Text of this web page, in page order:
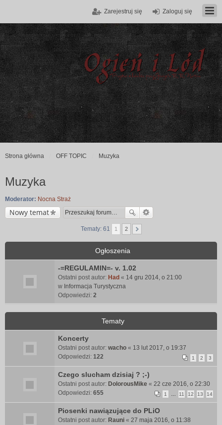
Zaloguj się
Zarejestruj się
Strona główna OFF TOPIC Muzyka
Muzyka
Moderator: Nocna Straż
Nowy temat
Tematy: 61 1 2
Ogłoszenia
-=REGULAMIN=- v. 1.02
Ostatni post autor: Had « 14 gru 2014, o 21:00
w Informacja Turystyczna
Odpowiedzi: 2
Tematy
Koncerty
Ostatni post autor: wacho « 13 lut 2017, o 19:37
Odpowiedzi: 122 1 2 3
Czego slucham dzisiaj ? ;-)
Ostatni post autor: DolorousMike « 22 cze 2016, o 22:30
Odpowiedzi: 655 1 11 12 13 14
Piosenki nawiązujące do PLiO
Ostatni post autor: Rauni « 27 maja 2016, o 11:38